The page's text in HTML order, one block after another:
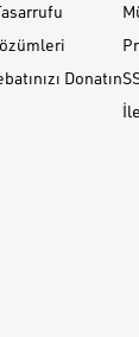
Donatın